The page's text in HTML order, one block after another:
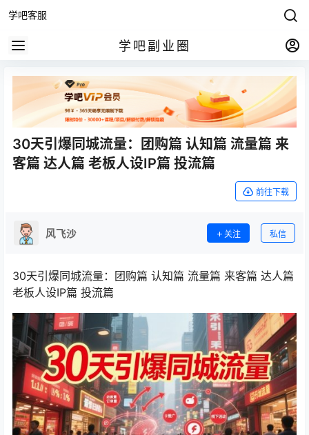
学吧客服
学吧副业圈
30天引爆同城流量：团购篇 认知篇 流量篇 来
客篇 达人篇 老板人设IP篇 投流篇
前往下载
风飞沙 关注 私信
30天引爆同城流量：团购篇 认知篇 流量篇 来客篇 达人篇
老板人设IP篇 投流篇